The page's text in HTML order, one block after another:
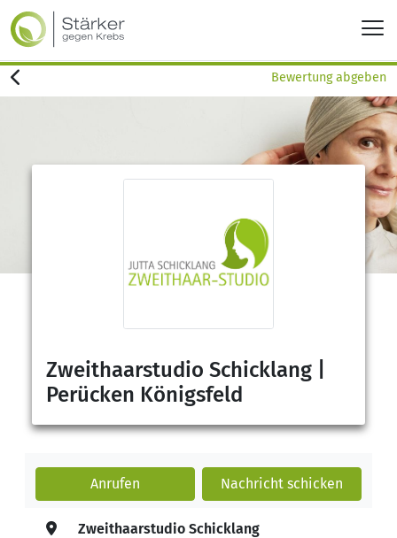
Bewertung abgeben
Zweithaarstudio Schicklang |
Perücken Königsfeld
Anrufen Nachricht schicken
Zweithaarstudio Schicklang